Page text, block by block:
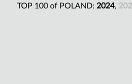
TOP 100 of POLAND: 2024,